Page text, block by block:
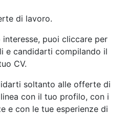
di lavoro.
interesse, puoi cliccare per
e candidarti compilando il
CV.
soltanto alle offerte di
con il tuo profilo, con i
e con le tue esperienze di